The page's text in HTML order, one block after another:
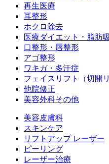
再生医療
耳整形
ホクロ除去
医療ダイエット・脂肪吸
口整形・唇整形
アゴ整形
ワキガ・多汗症
フェイスリフト（切開
他院修正
美容外科その他
美容皮膚科
スキンケア
リフトアップ レーザー
ピーリング
レーザー治療